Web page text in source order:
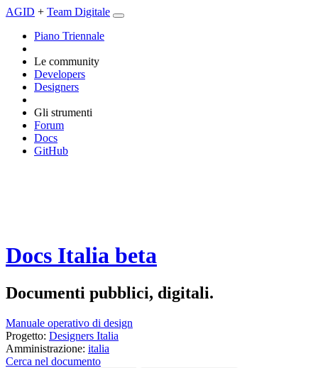
AGID + Team Digitale
Piano Triennale
Le community
Developers
Designers
Gli strumenti
Forum
Docs
GitHub
Docs Italia beta
Documenti pubblici, digitali.
Manuale operativo di design
Progetto: Designers Italia
Amministrazione: italia
Cerca nel documento